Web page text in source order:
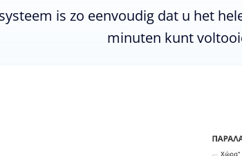
is zo eenvoudig dat u het
minuten kunt